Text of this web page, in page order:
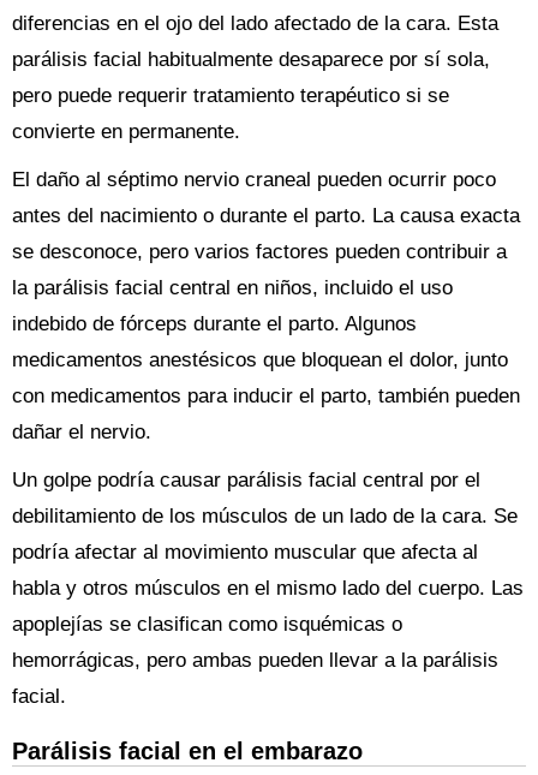
diferencias en el ojo del lado afectado de la cara. Esta
parálisis facial habitualmente desaparece por sí sola,
pero puede requerir tratamiento terapéutico si se
convierte en permanente.
El daño al séptimo nervio craneal pueden ocurrir poco
antes del nacimiento o durante el parto. La causa exacta
se desconoce, pero varios factores pueden contribuir a
la parálisis facial central en niños, incluido el uso
indebido de fórceps durante el parto. Algunos
medicamentos anestésicos que bloquean el dolor, junto
con medicamentos para inducir el parto, también pueden
dañar el nervio.
Un golpe podría causar parálisis facial central por el
debilitamiento de los músculos de un lado de la cara. Se
podría afectar al movimiento muscular que afecta al
habla y otros músculos en el mismo lado del cuerpo. Las
apoplejías se clasifican como isquémicas o
hemorrágicas, pero ambas pueden llevar a la parálisis
facial.
Parálisis facial en el embarazo